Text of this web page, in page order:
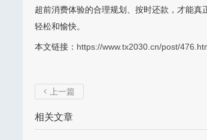
超前消费体验的合理规划、按时还款，才能
轻松和愉快。
本文链接： https://www.tx2030.cn/post/
 上一篇
相关文章